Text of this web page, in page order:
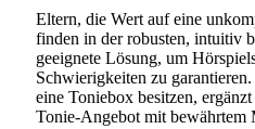
Eltern, die Wert auf eine
finden in der robusten, intuitiv
geeignete Lösung, um
Schwierigkeiten zu
eine Toniebox besitzen,
Tonie-Angebot mit bewährtem